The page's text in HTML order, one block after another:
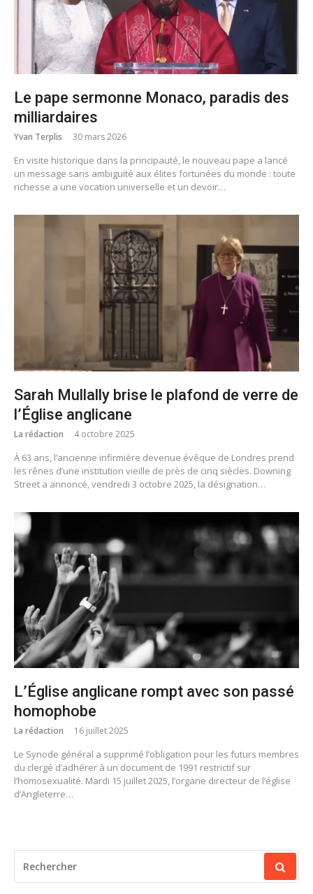
Le pape sermonne Monaco, paradis des
milliardaires
Yvan Terplis 30 mars 2026
En visite historique dans la principauté, le nouveau pape a lancé
un message sans ambiguïté aux élites fortunées du monde : toute
richesse a une vocation universelle et un devoir…
Sarah Mullally brise le plafond de verre de
l’Église anglicane
La rédaction 4 octobre 2025
À 63 ans, l’ancienne infirmière devenue évêque de Londres prend
les rênes d’une institution vieille de près de cinq siècles. Downing
Street a annoncé, vendredi 3 octobre 2025, la désignation…
L’Église anglicane rompt avec son passé
homophobe
La rédaction 16 juillet 2025
Le Synode général a supprimé l’obligation pour les futurs membres
du clergé d’adhérer à un document de 1991 restrictif sur
l’homosexualité. Mardi 15 juillet 2025, l’organe directeur de l’église
d’Angleterre…
POUR
: